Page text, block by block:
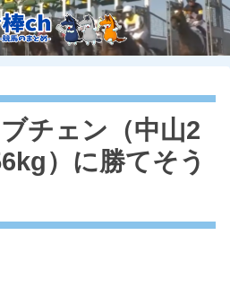
チェン（中山2
）に勝てそう